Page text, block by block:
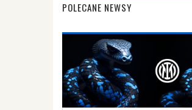
POLECANE NEWSY